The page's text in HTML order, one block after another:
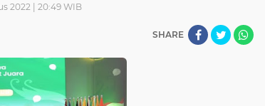
2022 | 20:49 WIB
SHARE